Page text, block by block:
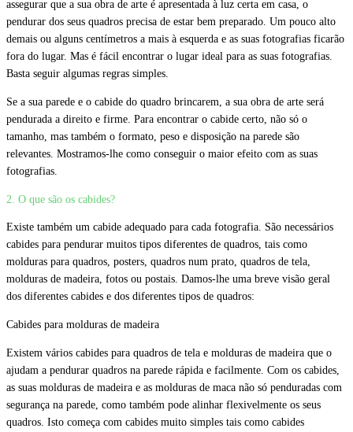
assegurar que a sua obra de arte é apresentada à luz certa em casa, o
pendurar dos seus quadros precisa de estar bem preparado. Um pouco alto
demais ou alguns centímetros a mais à esquerda e as suas fotografias ficarão
fora do lugar. Mas é fácil encontrar o lugar ideal para as suas fotografias.
Basta seguir algumas regras simples.
Se a sua parede e o cabide do quadro brincarem, a sua obra de arte será
pendurada a direito e firme. Para encontrar o cabide certo, não só o
tamanho, mas também o formato, peso e disposição na parede são
relevantes. Mostramos-lhe como conseguir o maior efeito com as suas
fotografias.
2. O que são os cabides?
Existe também um cabide adequado para cada fotografia. São necessários
cabides para pendurar muitos tipos diferentes de quadros, tais como
molduras para quadros, posters, quadros num prato, quadros de tela,
molduras de madeira, fotos ou postais. Damos-lhe uma breve visão geral
dos diferentes cabides e dos diferentes tipos de quadros:
Cabides para molduras de madeira
Existem vários cabides para quadros de tela e molduras de madeira que o
ajudam a pendurar quadros na parede rápida e facilmente. Com os cabides,
as suas molduras de madeira e as molduras de maca não só penduradas com
segurança na parede, como também pode alinhar flexivelmente os seus
quadros. Isto começa com cabides muito simples tais como cabides